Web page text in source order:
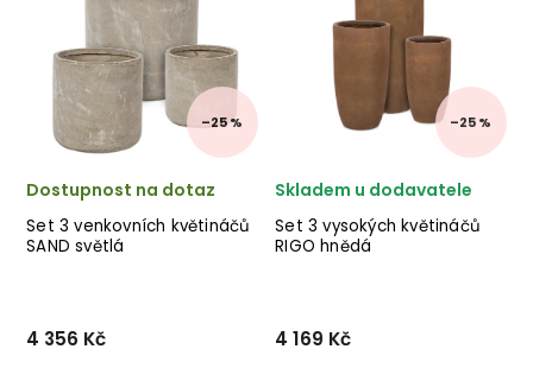
glazované terakoty.
✅ krásný nábytek ✅ kvalitní
materiály ✅ nejnižší cena
✅ 30...
provedení černého kovu a
skla. ✅ krásný nábytek
✅ kvalitní materiály ✅ n...
–25 %
Set 3 venkovních květináčů
SAND světlá
Dostupnost na dotaz
4 356 Kč
–25 %
Set 3 vysokých květináčů
RIGO hnědá
Skladem u dodavatele
4 169 Kč